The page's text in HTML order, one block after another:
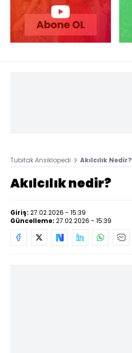
Tubitak Ansiklopedi Akılcılık Nedir?
Akılcılık nedir?
Giriş: 27.02.2026 - 15:39
Güncelleme: 27.02.2026 - 15:39